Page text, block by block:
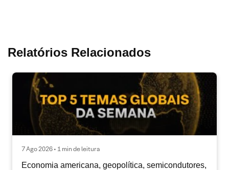
Relatórios Relacionados
7 Ago 2026 • 1 min de leitura
Economia americana, geopolítica, semicondutores,